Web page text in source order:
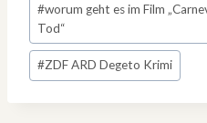
#worum geht es im Film
Tod“
#ZDF ARD Degeto Krimi